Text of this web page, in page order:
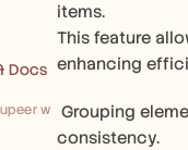
Docs
w
items.
This feature
enhancing
consistency.